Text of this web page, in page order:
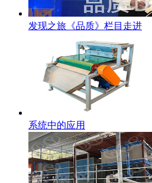
发现之旅《品质》栏目走进
系统中的应用